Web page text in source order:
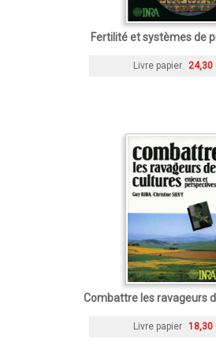
Fertilité et systèmes de
Livre papier 24,30
Combattre les ravageurs
Livre papier 18,30